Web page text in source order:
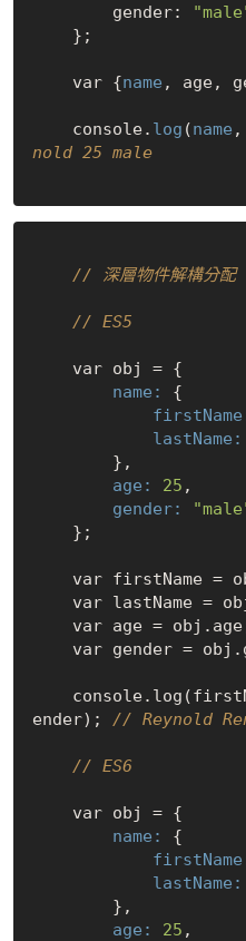
        gender:
    var {
name , age,
    console.
log (name ,
nold 25 male
// 深層物件解構分配
// ES5
        name:
            lastName:
        age:
25
        gender:
ender); // Reynold
// ES6
        name:
            lastName:
        age:
25